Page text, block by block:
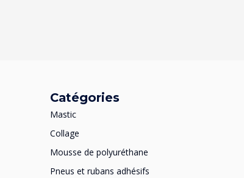
Catégories
Mastic
Collage
Mousse de polyuréthane
Pneus et rubans adhésifs